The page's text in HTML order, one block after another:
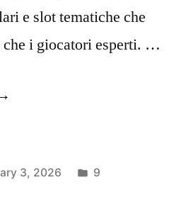
e slot tematiche che
i giocatori esperti. …
3, 2026 9